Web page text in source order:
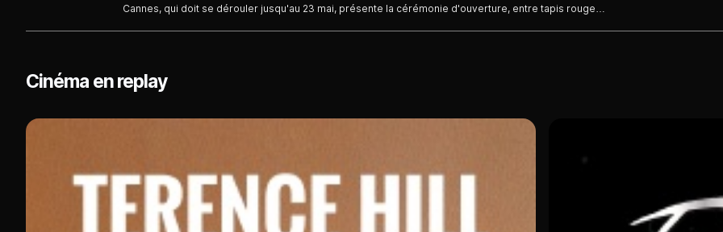
Cannes, qui doit se dérouler jusqu'au 23 mai, présente la cérémonie d'ouverture, entre tapis rouge,
Cinéma en replay